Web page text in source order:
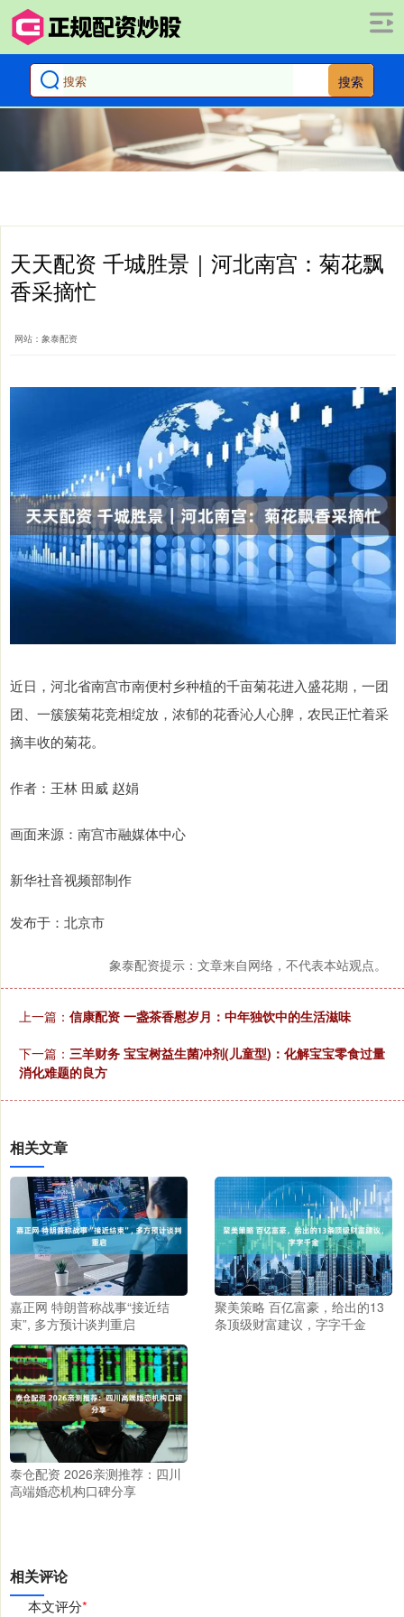
搜索
天天配资 千城胜景｜河北南宫：菊花飘
香采摘忙
网站：象泰配资
近日，河北省南宫市南便村乡种植的千亩菊花进入盛花期，一团
团、一簇簇菊花竞相绽放，浓郁的花香沁人心脾，农民正忙着采
摘丰收的菊花。
作者：王林 田威 赵娟
画面来源：南宫市融媒体中心
新华社音视频部制作
发布于：北京市
象泰配资提示：文章来自网络，不代表本站观点。
上一篇： 信康配资 一盏茶香慰岁月：中年独饮中的生活滋味
下一篇： 三羊财务 宝宝树益生菌冲剂(儿童型)：化解宝宝零食过量
消化难题的良方
相关文章
嘉正网 特朗普称战事“接近结
束”, 多方预计谈判重启
聚美策略 百亿富豪，给出的13
条顶级财富建议，字字千金
泰仓配资 2026亲测推荐：四川
高端婚恋机构口碑分享
相关评论
本文评分*